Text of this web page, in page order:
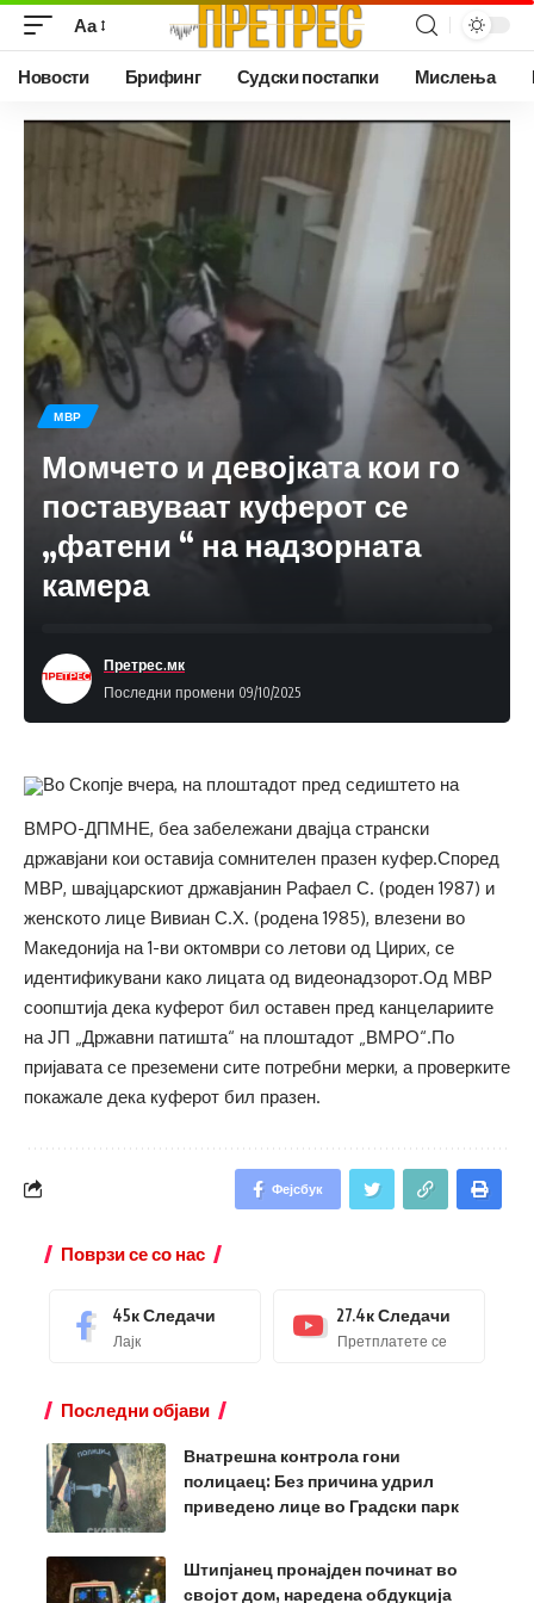
Аа
Новости Брифинг Судски постапки Мислења
МВР
Момчето и девојката кои го
поставуваат куферот се
„фатени “ на надзорната
камера
Последни промени 09/10/2025
Претрес.мк
Во Скопје вчера, на плоштадот пред седиштето на
ВМРО-ДПМНЕ, беа забележани двајца странски
државјани кои оставија сомнителен празен куфер.Според
МВР, швајцарскиот државјанин Рафаел С. (роден 1987) и
женското лице Вивиан С.Х. (родена 1985), влезени во
Македонија на 1-ви октомври со летови од Цирих, се
идентификувани како лицата од видеонадзорот.Од МВР
соопштија дека куферот бил оставен пред канцелариите
на ЈП „Државни патишта“ на плоштадот „ВМРО“.По
пријавата се преземени сите потребни мерки, а проверките
покажале дека куферот бил празен.
Фејсбук
Поврзи се со нас
45кСледачи
Лајк
27.4кСледачи
Претплатете се
Последни објави
Внатрешна контрола гони
полицаец: Без причина удрил
приведено лице во Градски парк
Штипјанец пронајден починат во
својот дом, наредена обдукција